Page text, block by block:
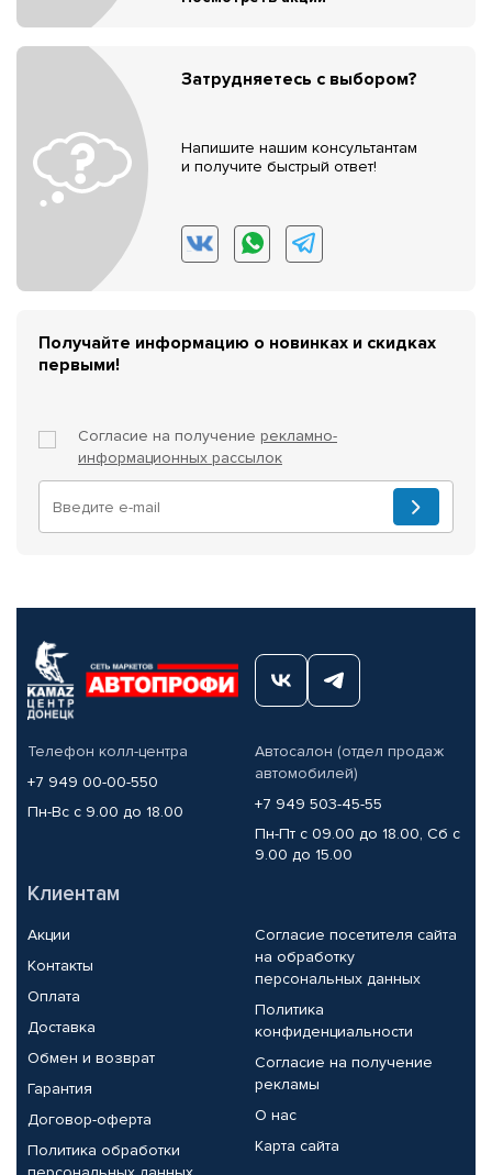
Затрудняетесь с выбором?
Напишите нашим консультантам
и получите быстрый ответ!
Получайте информацию о новинках и скидках
первыми!
Согласие на получение рекламно-
информационных рассылок
Телефон колл-центра
+7 949 00-00-550
Пн-Вс с 9.00 до 18.00
Автосалон (отдел продаж
автомобилей)
+7 949 503-45-55
Пн-Пт с 09.00 до 18.00, Сб с
9.00 до 15.00
Клиентам
Акции
Контакты
Оплата
Доставка
Обмен и возврат
Гарантия
Договор-оферта
Политика обработки
Согласие посетителя сайта
на обработку
персональных данных
Политика
конфиденциальности
Согласие на получение
рекламы
О нас
Карта сайта